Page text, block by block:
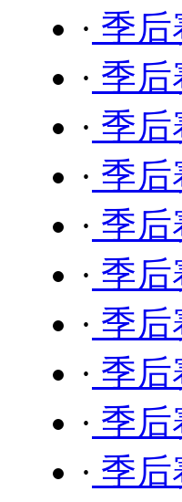
· 季
· 季
· 季
· 季
· 季
· 季
· 季
· 季
· 季
· 季